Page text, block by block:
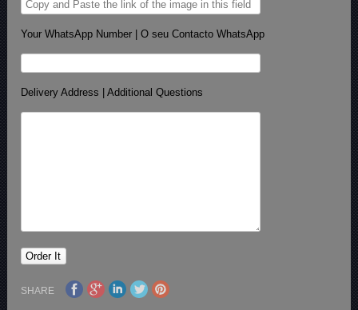
Your WhatsApp Number | O seu Contacto WhatsApp
Delivery Address | Additional Questions
SHARE